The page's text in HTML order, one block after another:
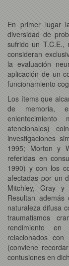
En primer lugar
diversidad de
sufrido un
consideran
la evaluación
aplicación de un
funcionamiento
Los ítems que
de memoria,
atencionales)
investigaciones
1995; Morton y
referidas en
1990) y con los
afectadas por un
Mitchley, Gray y
Resultan
naturaleza difusa
traumatismos
rendimiento
relacionados
(conviene
contusiones en